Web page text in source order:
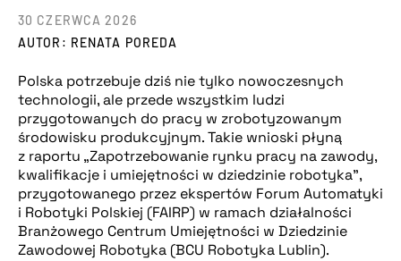
AUTOR: RENATA POREDA
30 CZERWCA 2026
Polska potrzebuje dziś nie tylko nowoczesnych
technologii, ale przede wszystkim ludzi
przygotowanych do pracy w zrobotyzowanym
środowisku produkcyjnym. Takie wnioski płyną
z raportu „Zapotrzebowanie rynku pracy na zawody,
kwalifikacje i umiejętności w dziedzinie robotyka”,
przygotowanego przez ekspertów Forum Automatyki
i Robotyki Polskiej (FAIRP) w ramach działalności
Branżowego Centrum Umiejętności w Dziedzinie
Zawodowej Robotyka (BCU Robotyka Lublin).